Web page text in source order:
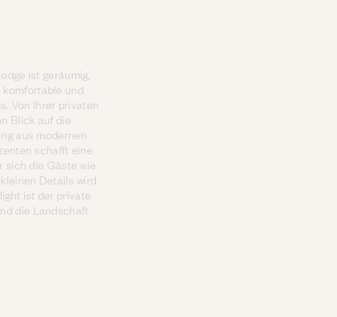
ist geräumig,
und
Von Ihrer privaten
Blick auf die
aus modernen
schafft eine
sich die Gäste wie
Details wird
ist der private
die Landschaft